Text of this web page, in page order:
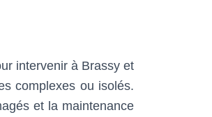
intervenir à Brassy et
complexes ou isolés.
et la maintenance